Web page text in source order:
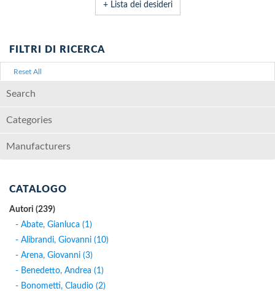
+ Lista dei desideri
FILTRI DI RICERCA
Reset All
Search
Categories
Manufacturers
CATALOGO
Autori (239)
- Abate, Gianluca (1)
- Alibrandi, Giovanni (10)
- Arena, Giovanni (3)
- Benedetto, Andrea (1)
- Bonometti, Claudio (2)